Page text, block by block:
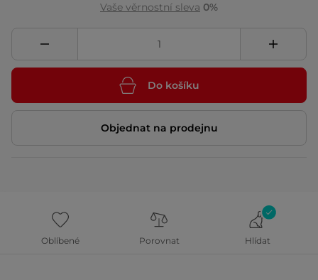
Vaše věrnostní sleva 0%
Do košíku
Objednat na prodejnu
Oblíbené Porovnat Hlídat